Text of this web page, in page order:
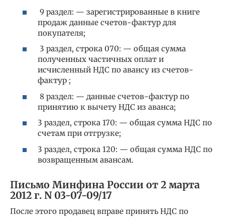
9 раздел: — зарегистрированные в книге
продаж данные счетов-фактур для
покупателя;
3 раздел, строка 070: — общая сумма
полученных частичных оплат и
исчисленный НДС по авансу из счетов-
фактур ;
8 раздел: — данные счетов-фактур по
принятию к вычету НДС из аванса;
3 раздел, строка 170: — общая сумма НДС по
счетам при отгрузке;
3 раздел, строка 120: — общая сумма НДС по
возвращенным авансам.
Письмо Минфина России от 2 марта
2012 г. N 03-07-09/17
После этого продавец вправе принять НДС по